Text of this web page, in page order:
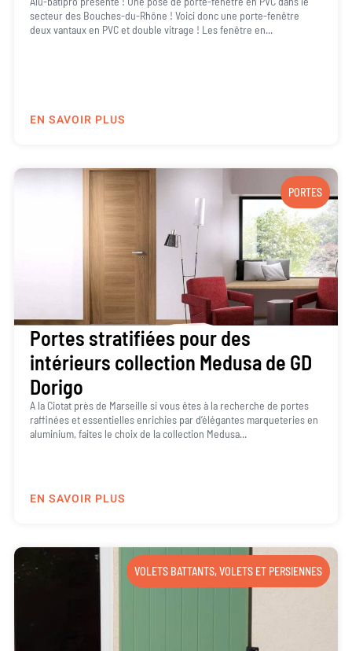
secteur des Bouches-du-Rhône ! Voici donc une porte-fenêtre
deux vantaux en PVC et double vitrage ! Les fenêtre en...
EN SAVOIR PLUS
PORTES
Portes stratifiées pour des
intérieurs collection Medusa de GD
Dorigo
A la Ciotat près de Marseille si vous êtes à la recherche de portes
raffinées et essentielles enrichies par d’élégantes marqueteries en
aluminium, faites le choix de la collection Medusa...
EN SAVOIR PLUS
VOLETS BATTANTS,VOLETS ET PERSIENNES